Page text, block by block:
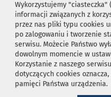
Wykorzystujemy "ciasteczka"
informacji związanych z
przez nas pliki typu cookies
po zalogowaniu i tworzenie
serwisu. Możecie Państwo
dowolnym momencie w
Korzystanie z naszego
dotyczących cookies
pamięci Państwa urządzenia.